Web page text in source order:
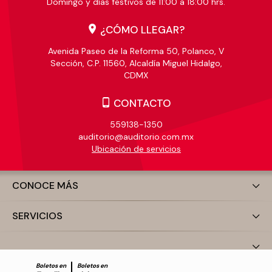
¿CÓMO LLEGAR?
Avenida Paseo de la Reforma 50, Polanco, V
Sección, C.P. 11560, Alcaldía Miguel Hidalgo,
CDMX
CONTACTO
559138-1350
auditorio@auditorio.com.mx
Ubicación de servicios
CONOCE MÁS
SERVICIOS
Boletos en Boletos en